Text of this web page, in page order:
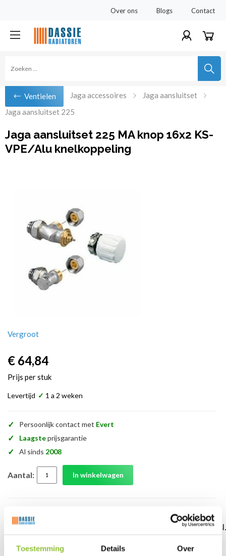
Toestemming Details Over
Over ons Blogs Contact
Ventielen Jaga accessoires
Jaga aansluitset
Jaga aansluitset 225
Jaga aansluitset 225 MA knop 16x2 KS-
VPE/Alu knelkoppeling
Vergroot
€ 64,84
Prijs per stuk
Levertijd ✓ 1 a 2 weken
✓ Persoonlijk contact met Evert
✓ Laagsteprijsgarantie
✓ Al sinds 2008
Aantal: In winkelwagen
Jaga aansluitset 225 MA knop 3/4" KS-VPE/Alu 16x2